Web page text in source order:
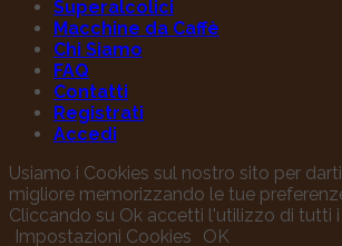
Superalcolici
Macchine da Caffè
Chi Siamo
FAQ
Contatti
Registrati
Accedi
Usiamo i Cookies sul nostro sito per
migliore memorizzando le tue
Cliccando su Ok accetti l'utilizzo di tutti i
Impostazioni Cookies
OK